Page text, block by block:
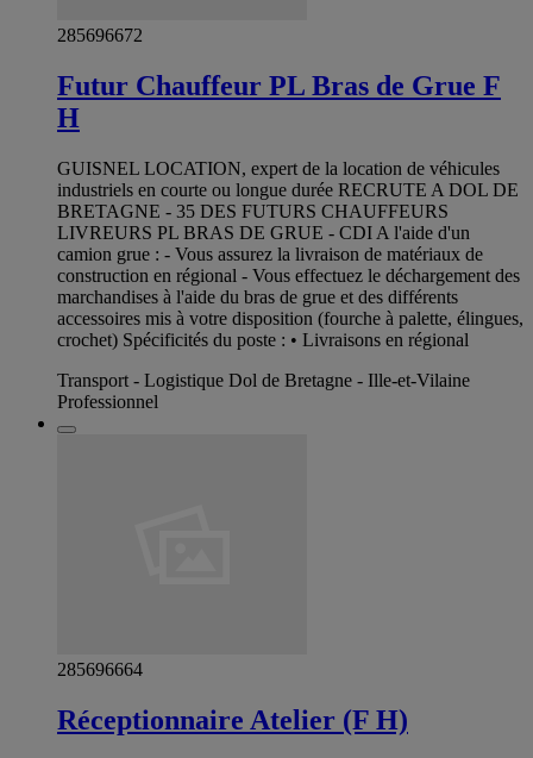
285696672
Futur Chauffeur PL Bras de Grue F
H
GUISNEL LOCATION, expert de la location de véhicules
industriels en courte ou longue durée RECRUTE A DOL DE
BRETAGNE - 35 DES FUTURS CHAUFFEURS
LIVREURS PL BRAS DE GRUE - CDI A l'aide d'un
camion grue : - Vous assurez la livraison de matériaux de
construction en régional - Vous effectuez le déchargement des
marchandises à l'aide du bras de grue et des différents
accessoires mis à votre disposition (fourche à palette, élingues,
crochet) Spécificités du poste : • Livraisons en régional
Transport - Logistique Dol de Bretagne - Ille-et-Vilaine
Professionnel
285696664
Réceptionnaire Atelier (F H)